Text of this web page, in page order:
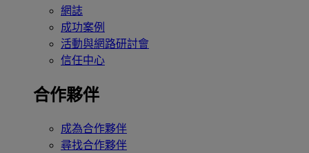
網誌
成功案例
活動與網路研討會
信任中心
合作夥伴
成為合作夥伴
尋找合作夥伴